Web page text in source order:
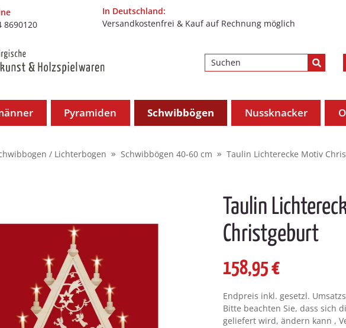
8690120
In Deutschland:
Versandkostenfrei & Kauf auf Rechnung möglich
Pyramiden Schwibbögen Nussknacker
/ Lichterbogen Schwibbögen 40-60 cm Taulin Lichterecke Motiv
Taulin
Christgeburt
158,95 €
Endpreis inkl. gesetzl.
Bitte beachten Sie, dass sich
geliefert wird, ändern kann ,